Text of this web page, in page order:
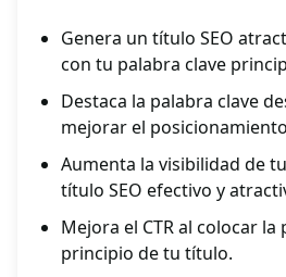
Genera un título SEO
con tu palabra clave
Destaca la palabra clave
mejorar el
Aumenta la visibilidad de
título SEO efectivo y
Mejora el CTR al colocar la
principio de tu título.